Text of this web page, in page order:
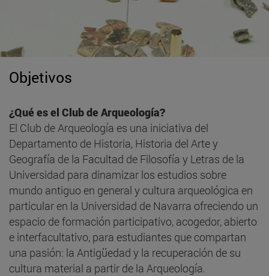
Objetivos
¿Qué es el Club de Arqueología?
El Club de Arqueología es una iniciativa del
Departamento de Historia, Historia del Arte y
Geografía de la Facultad de Filosofía y Letras de la
Universidad para dinamizar los estudios sobre
mundo antiguo en general y cultura arqueológica en
particular en la Universidad de Navarra ofreciendo un
espacio de formación participativo, acogedor, abierto
e interfacultativo, para estudiantes que compartan
una pasión: la Antigüedad y la recuperación de su
cultura material a partir de la Arqueología.